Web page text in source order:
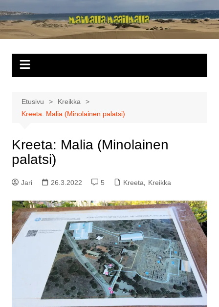
sisältöön
Matkalla
maailmalla
Etusivu
Kreikka
Kreeta: Malia (Minolainen palatsi)
Kreeta: Malia (Minolainen
palatsi)
Jari 26.3.2022 5 Kreeta Kreikka